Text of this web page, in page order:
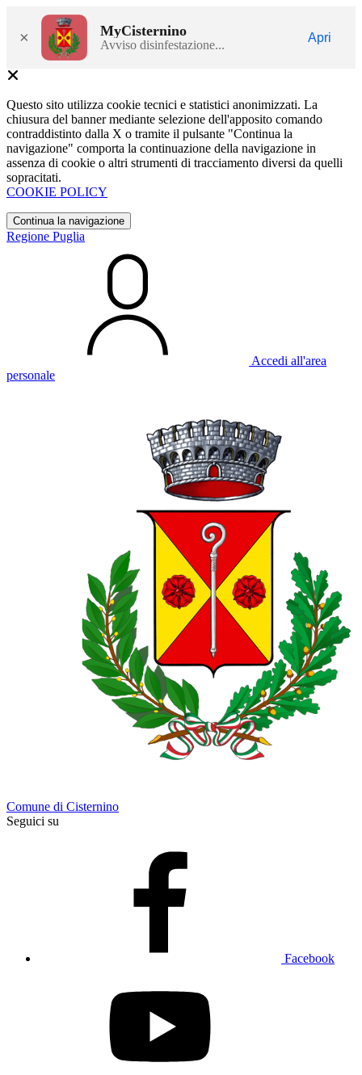
× MyCisternino
Avviso disinfestazione...
Apri
Questo sito utilizza cookie tecnici e statistici anonimizzati. La
chiusura del banner mediante selezione dell'apposito comando
contraddistinto dalla X o tramite il pulsante "Continua la
navigazione" comporta la continuazione della navigazione in
assenza di cookie o altri strumenti di tracciamento diversi da quelli
sopracitati.
COOKIE POLICY
Continua la navigazione
Regione Puglia
Accedi all'area
personale
Comune di Cisternino
Seguici su
Facebook